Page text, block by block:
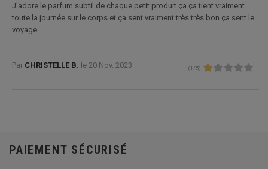
J'adore le parfum subtil de chaque petit produit ça ça tient vraiment
toute la journée sur le corps et ça sent vraiment très très bon ça sent le
voyage
Par CHRISTELLE B. le 20 Nov. 2023 : ( 1 / 5)
PAIEMENT SÉCURISÉ